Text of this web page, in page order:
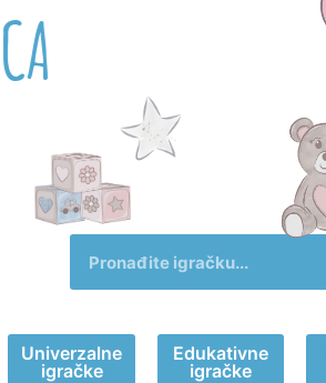
CA
Univerzalne
igračke
Edukativne
igračke